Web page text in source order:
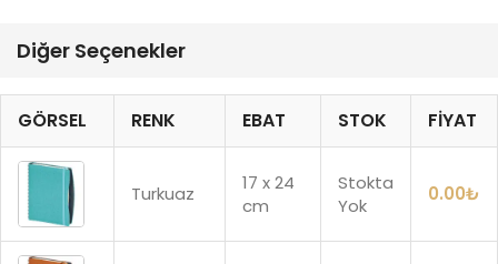
Diğer Seçenekler
GÖRSEL RENK EBAT STOK FIYAT
Turkuaz
17 x 24
cm
Stokta
Yok
0.00₺